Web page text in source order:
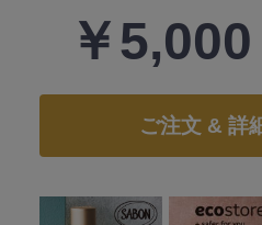
￥5,000
ご注文 & 詳